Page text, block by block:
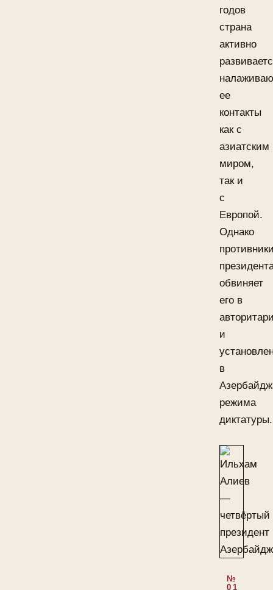
годов
страна
активно
ее
контакты
как с
азиатским
миром,
так и
с
Европой.
Однако
обвиняет
его в
и
в
режима
диктатуры.